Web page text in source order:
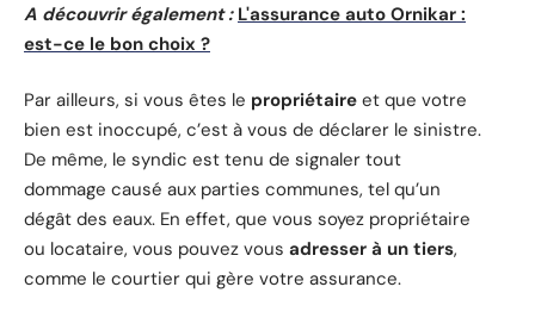
A découvrir également : L'assurance auto Ornikar :
est-ce le bon choix ?
Par ailleurs, si vous êtes le propriétaire et que votre
bien est inoccupé, c’est à vous de déclarer le sinistre.
De même, le syndic est tenu de signaler tout
dommage causé aux parties communes, tel qu’un
dégât des eaux. En effet, que vous soyez propriétaire
ou locataire, vous pouvez vous adresser à un tiers,
comme le courtier qui gère votre assurance.